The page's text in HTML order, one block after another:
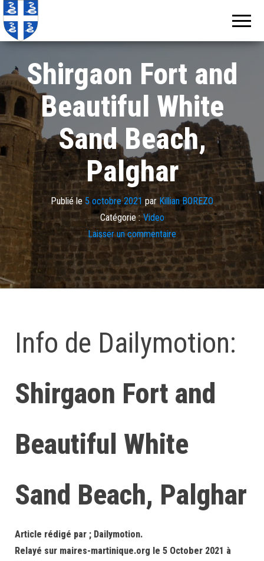
Shirgaon Fort and
Beautiful White
Sand Beach,
Palghar
Publié le 5 octobre 2021 parKillian BOREZO
Catégorie : Video
Laisser un commentaire
Info de Dailymotion:
Shirgaon Fort and
Beautiful White
Sand Beach, Palghar
Article rédigé par ; Dailymotion.
Relayé sur maires-martinique.org le 5 October 2021 à